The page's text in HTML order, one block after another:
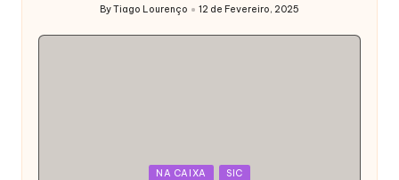
Posted
by
ByTiago Lourenço 12 de Fevereiro, 2025
NA CAIXA SIC